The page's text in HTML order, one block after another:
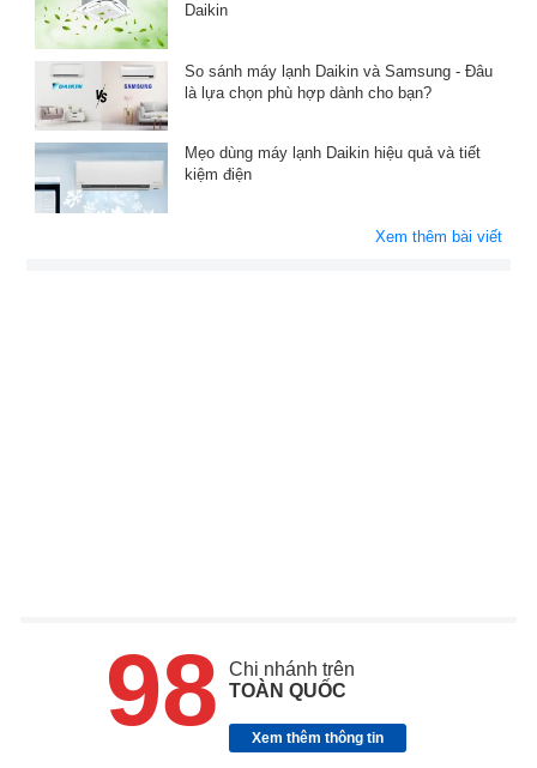
Daikin
So sánh máy lạnh Daikin và Samsung - Đâu
là lựa chọn phù hợp dành cho bạn?
Mẹo dùng máy lạnh Daikin hiệu quả và tiết
kiệm điện
Xem thêm bài viết
98
Chi nhánh trên
TOÀN QUỐC
Xem thêm thông tin